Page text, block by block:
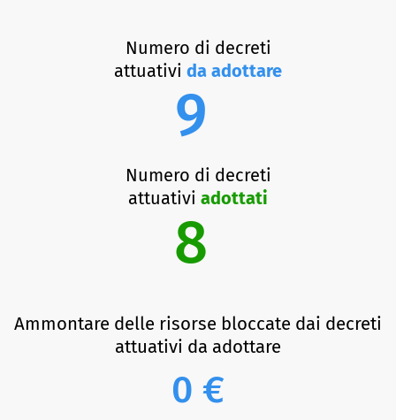
Numero di decreti
attuativi da adottare
9
Numero di decreti
attuativi adottati
8
Ammontare delle risorse bloccate dai decreti
attuativi da adottare
0 €